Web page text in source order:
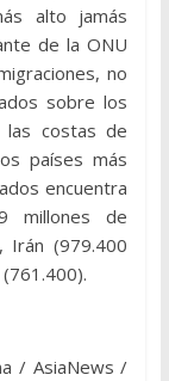
alto jamás
de la ONU
no
sobre los
las costas de
países más
encuentra
millones de
Irán (979.400
/ AsiaNews /